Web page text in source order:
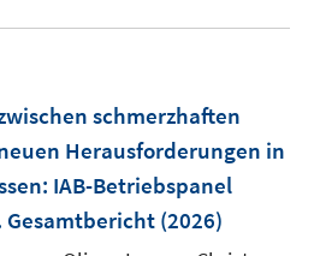
schmerzhaften
Herausforderungen in
: IAB-Betriebspanel
Gesamtbericht (2026)